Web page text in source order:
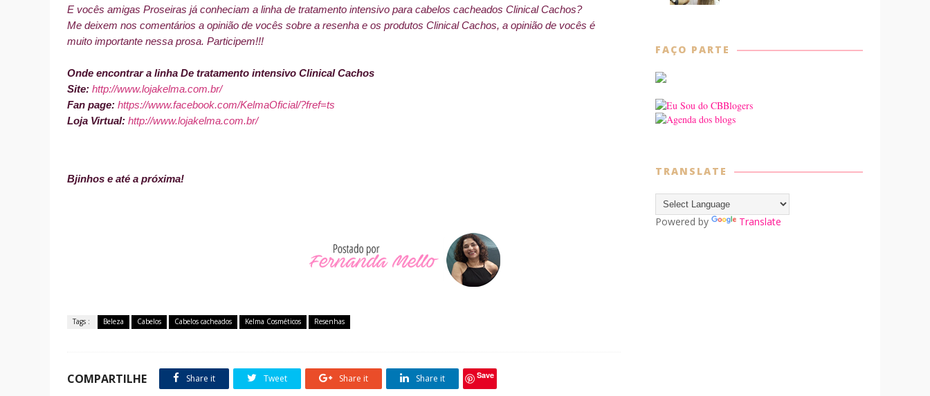
E vocês amigas Proseiras já conheciam a linha de tratamento intensivo para cabelos cacheados Clinical Cachos?
Me deixem nos comentários a opinião de vocês sobre a resenha e os produtos Clinical Cachos, a opinião de vocês é
muito importante nessa prosa. Participem!!!
Onde encontrar a linha De tratamento intensivo Clinical Cachos
Site: http://www.lojakelma.com.br/
Fan page: https://www.facebook.com/KelmaOficial/?fref=ts
Loja Virtual: http://www.lojakelma.com.br/
Bjinhos e até a próxima!
Tags : Beleza Cabelos Cabelos cacheados Kelma Cosméticos Resenhas
COMPARTILHE Share it Tweet Share it Share it Save
FAÇO PARTE
TRANSLATE
Powered by Translate